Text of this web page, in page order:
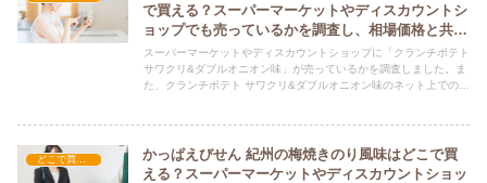
で買える？スーパーマーケットやディスカウントシ
ョップでも売っているかを調査し、相場価格と共に
紹介します。
スーパーマーケットやディスカウントショップに「クランチポテト
サワクリ&ダブルオニオン味」が売っているかを調査しました。ま
た、クランチポテト サワクリ&ダブルオニオン味のネット上での平
どこで買える？-お菓子・スイーツ・アイス
かっぱえびせん 紀州の梅焼きのり風味はどこで買
える？スーパーマーケットやディスカウントショッ